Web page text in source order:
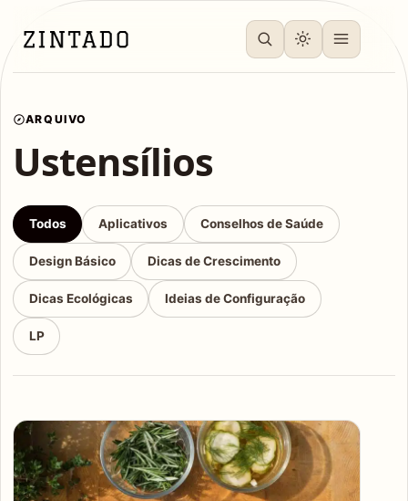
ARQUIVO
Ustensílios
Todos Aplicativos Conselhos de Saúde
Design Básico Dicas de Crescimento
Dicas Ecológicas Ideias de Configuração
LP
Articles